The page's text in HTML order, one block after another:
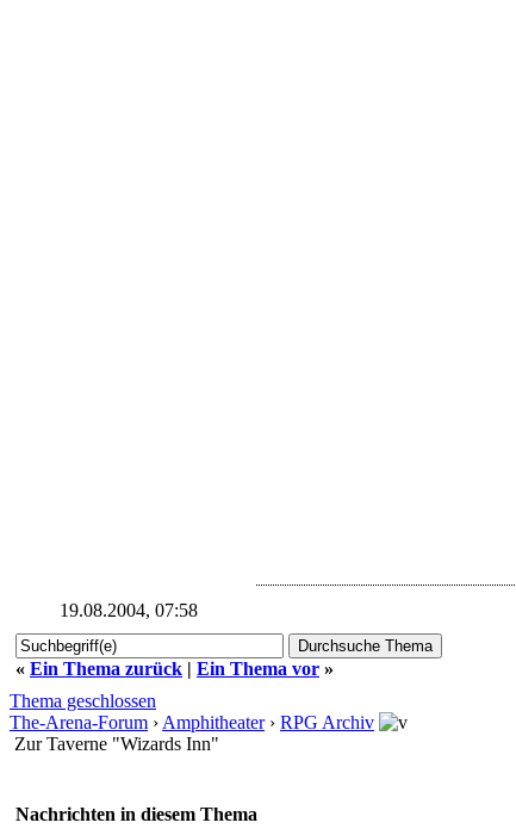
19.08.2004, 07:58
« Ein Thema zurück | Ein Thema vor »
Thema geschlossen
The-Arena-Forum › Amphitheater› RPG Archiv
Zur Taverne "Wizards Inn"
Nachrichten in diesem Thema